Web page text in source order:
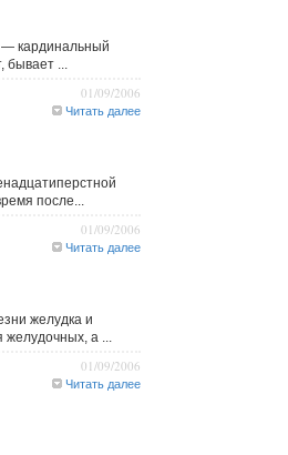
— кардинальный
бывает ...
01/09/2006
Читать далее
после...
01/09/2006
Читать далее
желудка и
желудочных, а ...
01/09/2006
Читать далее